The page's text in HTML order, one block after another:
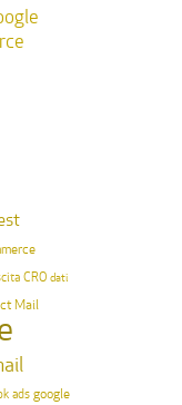
CRO dati
Mail
ads google